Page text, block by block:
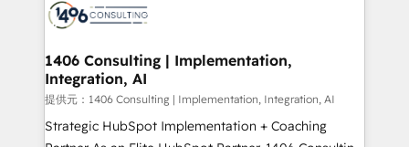
marketing automation to online and offline sales
allowing companies to optimize processes and meet
the needs of the customer. We are part of Impresoft
Group, a group of specialized and complementary
companies that divide their offer into 4
1406 Consulting | Implementation,
Integration, AI
提供元：1406 Consulting | Implementation, Integration, AI
Strategic HubSpot Implementation + Coaching